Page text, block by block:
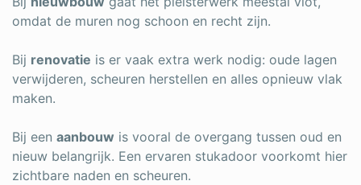
omdat de muren nog schoon en recht zijn.
Bij renovatie is er vaak extra werk nodig: oude lagen
verwijderen, scheuren herstellen en alles opnieuw vlak
maken.
Bij een aanbouw is vooral de overgang tussen oud en
nieuw belangrijk. Een ervaren stukadoor voorkomt hier
zichtbare naden en scheuren.